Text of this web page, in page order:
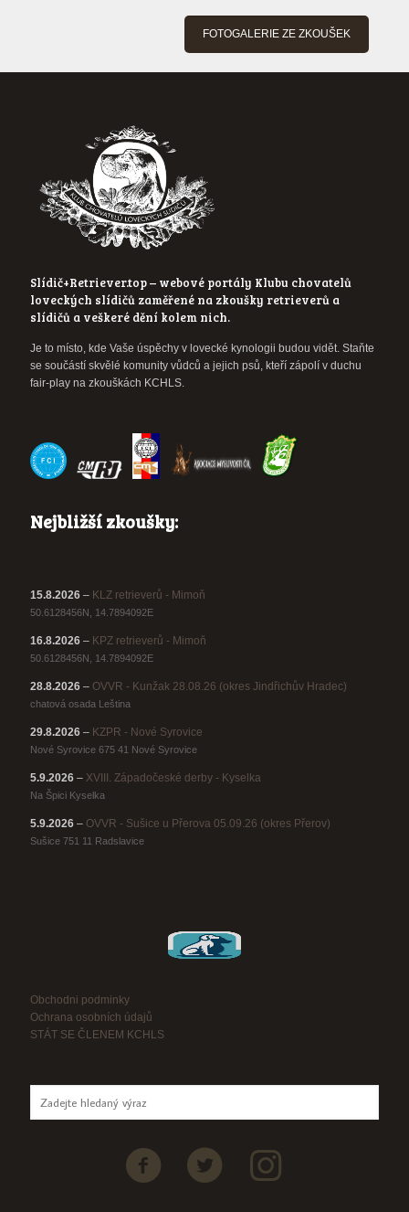
FOTOGALERIE ZE ZKOUŠEK
Slídič+Retriever.top – webové portály Klubu chovatelů
loveckých slídičů zaměřené na zkoušky retrieverů a
slídičů a veškeré dění kolem nich.
Je to místo, kde Vaše úspěchy v lovecké kynologii budou vidět. Staňte
se součástí skvělé komunity vůdců a jejich psů, kteří zápolí v duchu
fair-play na zkouškách KCHLS.
Nejbližší zkoušky:
15.8.2026 – KLZ retrieverů - Mimoň
50.6128456N, 14.7894092E
16.8.2026 – KPZ retrieverů - Mimoň
50.6128456N, 14.7894092E
28.8.2026 – OVVR - Kunžak 28.08.26 (okres Jindřichův Hradec)
chatová osada Leština
29.8.2026 – KZPR - Nové Syrovice
Nové Syrovice 675 41 Nové Syrovice
5.9.2026 – XVIII. Západočeské derby - Kyselka
Na Špici Kyselka
5.9.2026 – OVVR - Sušice u Přerova 05.09.26 (okres Přerov)
Sušice 751 11 Radslavice
Obchodni podminky
Ochrana osobních údajů
STÁT SE ČLENEM KCHLS